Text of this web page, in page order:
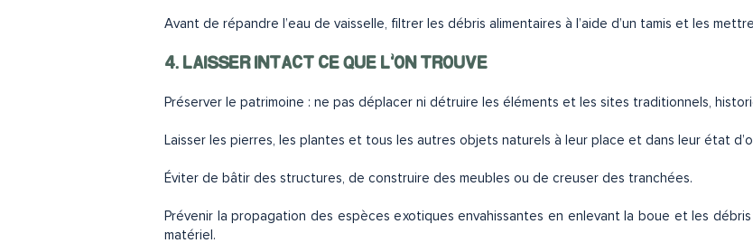
Avant de répandre l’eau de vaisselle, filtrer les débris alimentaires à l’aide d’un tamis et les
4. LAISSER INTACT CE QUE L’ON TROUVE
Préserver le patrimoine : ne pas déplacer ni détruire les éléments et les sites traditionnels,
Laisser les pierres, les plantes et tous les autres objets naturels à leur place et dans leur état
Éviter de bâtir des structures, de construire des meubles ou de creuser des tranchées.
Prévenir la propagation des espèces exotiques envahissantes en enlevant la boue et les
matériel.